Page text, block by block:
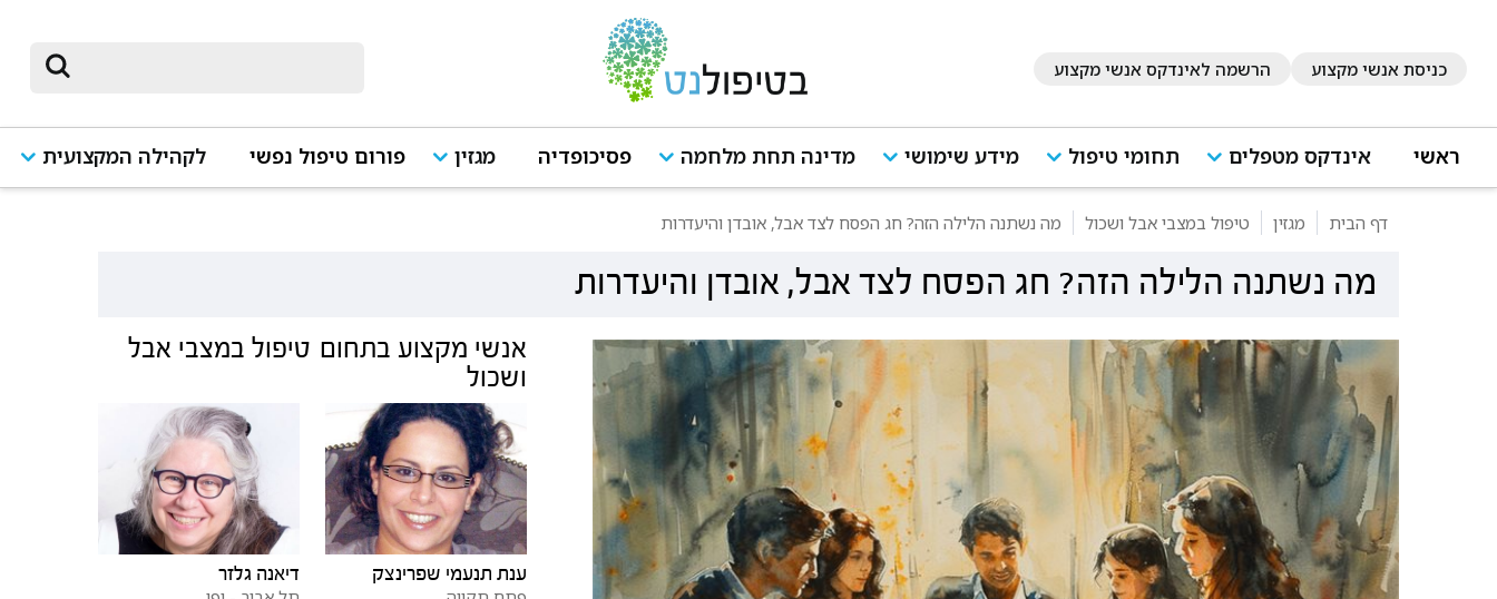
כניסת אנשי מקצוע הרשמה לאינדקס אנשי מקצוע
ראשי אינדקס מטפלים תחומי טיפול מידע שימושי מדינה תחת מלחמה פסיכופדיה מגזין פורום טיפול נפשי לקהילה המקצועית
דף הבית מגזין טיפול במצבי אבל ושכול מה נשתנה הלילה הזה? חג הפסח לצד אבל, אובדן והיעדרות
מה נשתנה הלילה הזה? חג הפסח לצד אבל, אובדן והיעדרות
אנשי מקצוע בתחום טיפול במצבי אבל
ושכול
ענת תנעמי שפרינצק
דיאנה גלזר